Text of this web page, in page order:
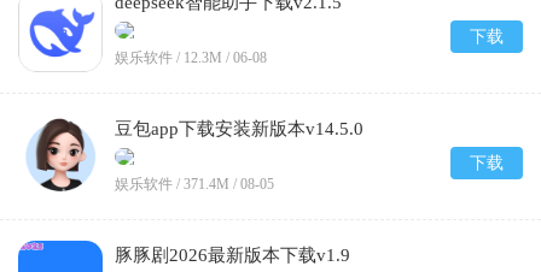
娱乐软件 / 12.3M / 06-08
下载
豆包app下载安装新版本v14.5.0
娱乐软件 / 371.4M / 08-05
下载
豚豚剧2026最新版本下载v1.9